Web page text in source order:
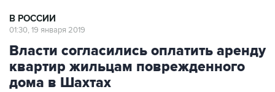
В РОССИИ
01:30, 19 января 2019
Власти согласились оплатить аренду
квартир жильцам поврежденного
дома в Шахтах